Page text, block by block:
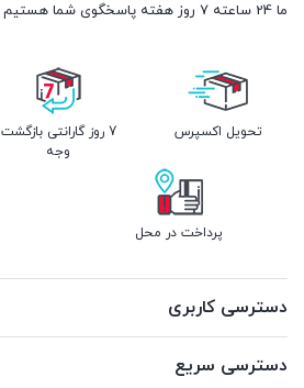
ما 24 ساعته 7 روز هفته پاسخگوی شما هستیم
تحویل اکسپرس
7 روز گارانتی بازگشت
وجه
پرداخت در محل
دسترسی کاربری
دسترسی سریع